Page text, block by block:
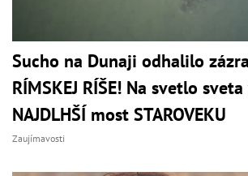
Sucho na Dunaji odhalilo
RÍMSKEJ RÍŠE! Na svetlo
NAJDLHŠÍ most STAROVEKU
Zaujímavosti